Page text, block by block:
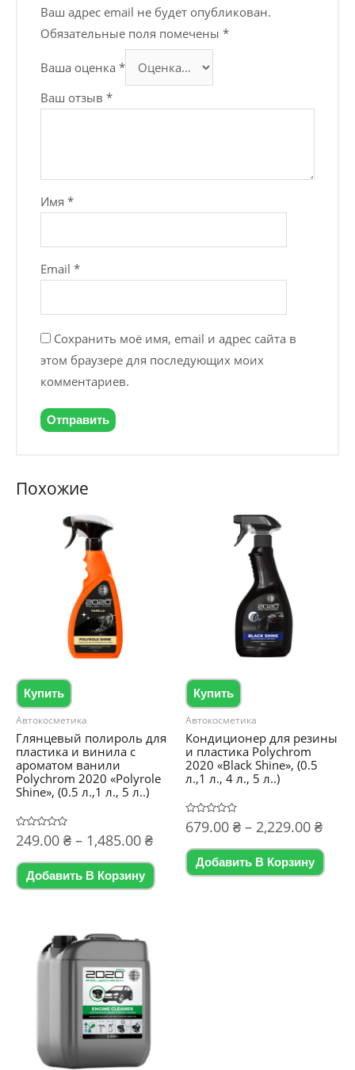
Ваш адрес email не будет опубликован.
Обязательные поля помечены*
Ваша оценка*
Ваш отзыв*
Имя*
Email*
Сохранить моё имя, email и адрес сайта в
этом браузере для последующих моих
комментариев.
Похожие
Купить
Автокосметика
Глянцевый полироль для
пластика и винила с
ароматом ванили
Polychrom 2020 «Polyrole
Shine», (0.5 л.,1 л., 5 л..)
Оценка
0
5
249.00 ₴ – 1,485.00 ₴Диапазон
249.00 ₴
–
Добавить В Корзину
Этот
товар
Купить
Автокосметика
Кондиционер для резины
и пластика Polychrom
2020 «Black Shine», (0.5
л.,1 л., 4 л., 5 л..)
Оценка
0
5
679.00 ₴ – 2,229.00 ₴
–
Добавить В Корзину
Этот